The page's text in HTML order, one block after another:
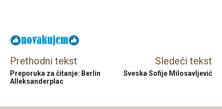
Prethodni tekst
Preporuka za čitanje: Berlin
Alleksanderplac
Sledeći tekst
Sveska Sofije Milosavljević